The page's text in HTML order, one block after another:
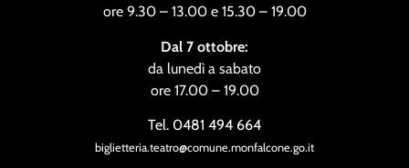
ore 9.30 – 13.00 e 15.30 – 19.00
Dal 7 ottobre:
da lunedì a sabato
ore 17.00 – 19.00
Tel. 0481 494 664
biglietteria.teatro@comune.monfalcone.go.it